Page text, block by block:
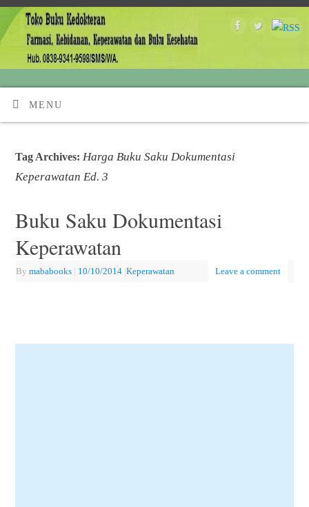
MENU
Tag Archives: Harga Buku Saku Dokumentasi
Keperawatan Ed. 3
Buku Saku Dokumentasi
Keperawatan
By mababooks | 10/10/2014 |Keperawatan Leave a comment